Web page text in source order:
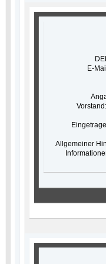
E-
Allgemeiner